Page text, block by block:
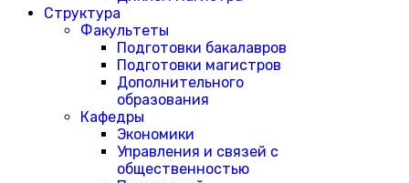
Структура
Факультеты
Подготовки бакалавров
Подготовки магистров
Дополнительного
образования
Кафедры
Экономики
Управления и связей с
общественностью